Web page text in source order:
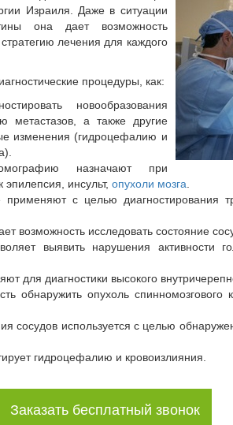
Израиля. Даже в ситуации
она дает возможность
лечения для каждого
процедуры, как:
новообразования
метастазов, а также другие
изменения (гидроцефалию и
назначают при
эпилепсия, инсульт, опухоли мозга.
применяют с целью диагностирования
возможность исследовать состояние
выявить нарушения активности
для диагностики высокого
обнаружить опухоль спинномозгового
сосудов используется с целью
гидроцефалию и кровоизлияния.
Заказать бесплатный звонок